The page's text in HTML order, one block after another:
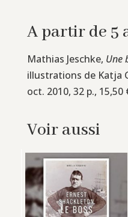
A partir de 5
Mathias Jeschke, Une
illustrations de Katja
oct. 2010, 32 p., 15,50
Voir aussi